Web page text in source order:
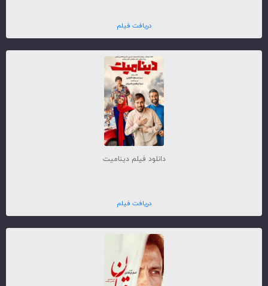
دریافت فیلم
دانلود فیلم دینامیت
دریافت فیلم